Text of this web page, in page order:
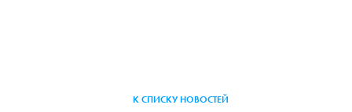
К СПИСКУ НОВОСТЕЙ